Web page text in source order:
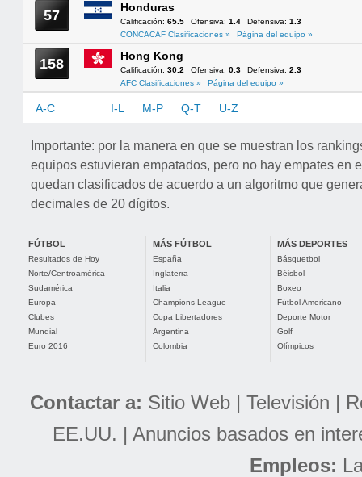
57 Honduras
Calificación: 65.5 Ofensiva: 1.4 Defensiva: 1.3
CONCACAF Clasificaciones »
Página del equipo »
158 Hong Kong
Calificación: 30.2 Ofensiva: 0.3 Defensiva: 2.3
AFC Clasificaciones »
Página del equipo »
A-C I-L M-P Q-T U-Z
Importante: por la manera en que se muestran los
equipos estuvieran empatados, pero no hay empates en
quedan clasificados de acuerdo a un algoritmo que
decimales de 20 dígitos.
FÚTBOL
Resultados de Hoy
Norte/Centroamérica
Sudamérica
Europa
Clubes
Mundial
Euro 2016
MÁS FÚTBOL
España
Inglaterra
Italia
Champions League
Copa Libertadores
Argentina
Colombia
MÁS DEPORTES
Básquetbol
Béisbol
Boxeo
Fútbol Americano
Deporte Motor
Golf
Olímpicos
Contactar a: Sitio Web| Televisión |
EE.UU. | Anuncios basados en
Empleos: